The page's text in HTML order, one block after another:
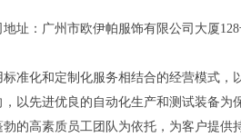
址：广州市欧伊帕服饰有限公司大厦
准化和定制化服务相结合的经营模式，
以先进优良的自动化生产和测试装备为
的高素质员工团队为依托，为客户提供